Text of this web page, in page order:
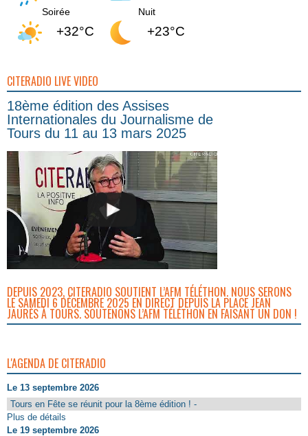
Soirée
+32°C
Nuit
+23°C
CITERADIO LIVE VIDEO
18ème édition des Assises
Internationales du Journalisme de
Tours du 11 au 13 mars 2025
DEPUIS 2023, CITERADIO SOUTIENT L’AFM TÉLÉTHON. NOUS SERONS
LE SAMEDI 6 DÉCEMBRE 2025 EN DIRECT DEPUIS LA PLACE JEAN
JAURÈS À TOURS. SOUTENONS L’AFM TÉLÉTHON EN FAISANT UN DON !
L'AGENDA DE CITERADIO
Le 13 septembre 2026
Tours en Fête se réunit pour la 8ème édition ! -
Plus de détails
Le 19 septembre 2026